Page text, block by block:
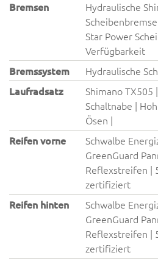
Bremsen
Hydraulische
Star Power
Verfügbarkeit
Bremssystem
Hydraulische
Laufradsatz
Shimano TX505
Schaltnabe |
Ösen |
Reifen vorne
Schwalbe
GreenGuard
Reflexstreifen |
zertifiziert
Reifen hinten
Schwalbe
GreenGuard
Reflexstreifen |
zertifiziert